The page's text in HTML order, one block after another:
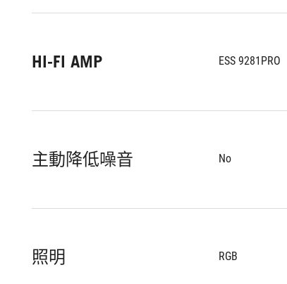
HI-FI AMP ESS 9281PRO
主動降低噪音 No
照明 RGB